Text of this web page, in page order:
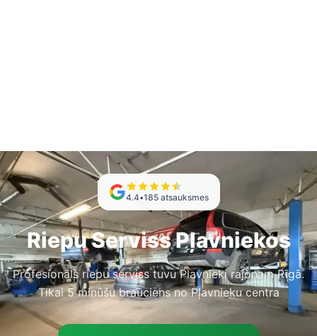
4.4•185 atsauksmes
Riepu Serviss Pļavniekos
Profesionāls riepu serviss tuvu Plavnieki rajonam Rīgā.
Tikai 5 minūšu brauciens no Pļavnieku centra